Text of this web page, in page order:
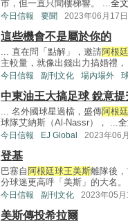
市，但一直只聞樓梯響。 ...全文
今日信報 要聞 2023年06月17日
這些機會不是屬於你的
... 直在問「點解」，邀請阿根
主較量，就像出錢出力搞婚禮
今日信報 副刊文化 場內場外
中東油王大搞足球 銳意
... 名外國球星過檔，盛傳阿根
球隊艾納斯（Al-Nassr）， ...
今日信報 EJ Global 2023年06
登基
巴塞自 阿根廷球王美斯離隊後
分球迷更高呼「美斯」的大名
今日信報 副刊文化 2023年05月
美斯傳投希拉爾